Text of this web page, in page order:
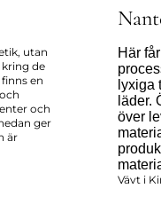
utan
de
en
och
ger
är
Här
lyxiga
läder.
över
Vävt i